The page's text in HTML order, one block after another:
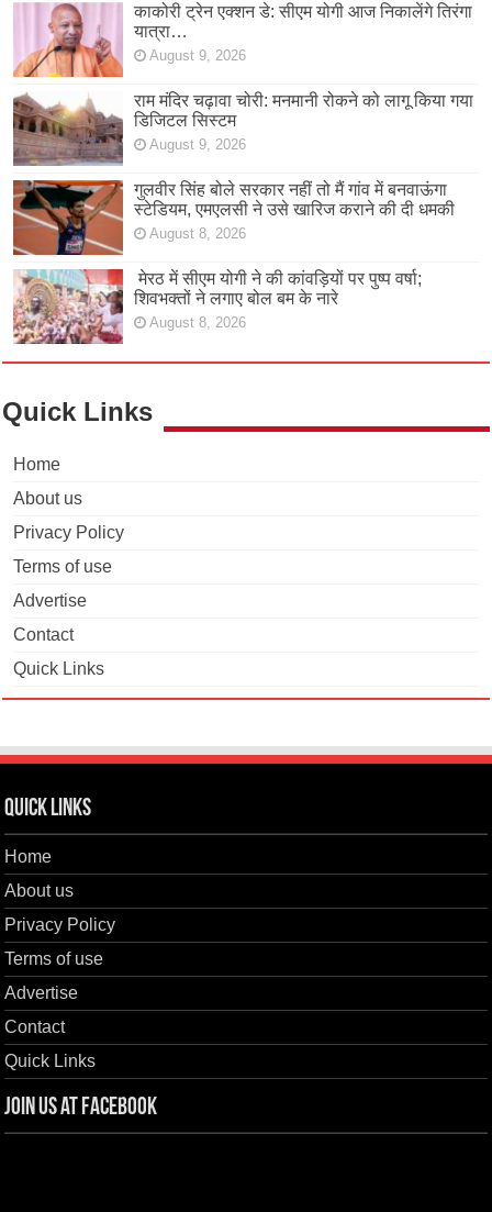
काकोरी ट्रेन एक्शन डे: सीएम योगी आज निकालेंगे तिरंगा
यात्रा…
August 9, 2026
राम मंदिर चढ़ावा चोरी: मनमानी रोकने को लागू किया गया
डिजिटल सिस्टम
August 9, 2026
गुलवीर सिंह बोले सरकार नहीं तो मैं गांव में बनवाऊंगा
स्टेडियम, एमएलसी ने उसे खारिज कराने की दी धमकी
August 8, 2026
मेरठ में सीएम योगी ने की कांवड़ियों पर पुष्प वर्षा;
शिवभक्तों ने लगाए बोल बम के नारे
August 8, 2026
Quick Links
Home
About us
Privacy Policy
Terms of use
Advertise
Contact
Quick Links
Quick Links
Home
About us
Privacy Policy
Terms of use
Advertise
Contact
Quick Links
Join us at Facebook